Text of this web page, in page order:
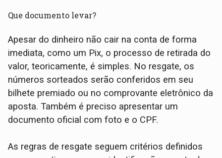
Que documento levar?
Apesar do dinheiro não cair na conta de forma
imediata, como um Pix, o processo de retirada do
valor, teoricamente, é simples. No resgate, os
números sorteados serão conferidos em seu
bilhete premiado ou no comprovante eletrônico da
aposta. Também é preciso apresentar um
documento oficial com foto e o CPF.
As regras de resgate seguem critérios definidos